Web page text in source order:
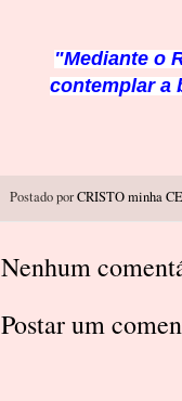
"Mediante o
contemplar a
Postado porCRISTO minha
Nenhum
Postar um